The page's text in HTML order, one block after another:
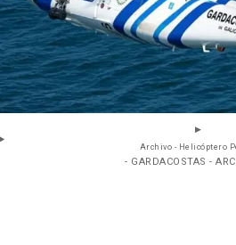
Archivo - Helicóptero
- GARDACOSTAS -